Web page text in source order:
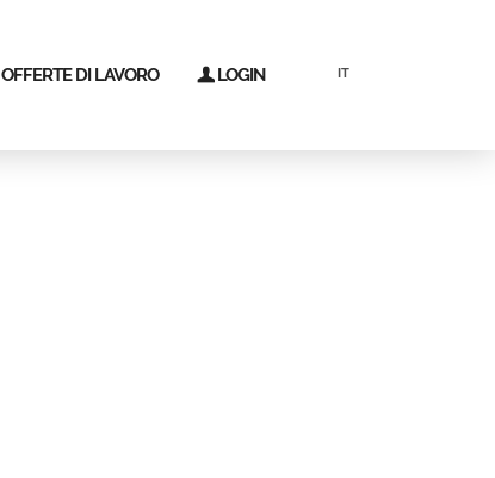
OFFERTE DI LAVORO LOGIN IT